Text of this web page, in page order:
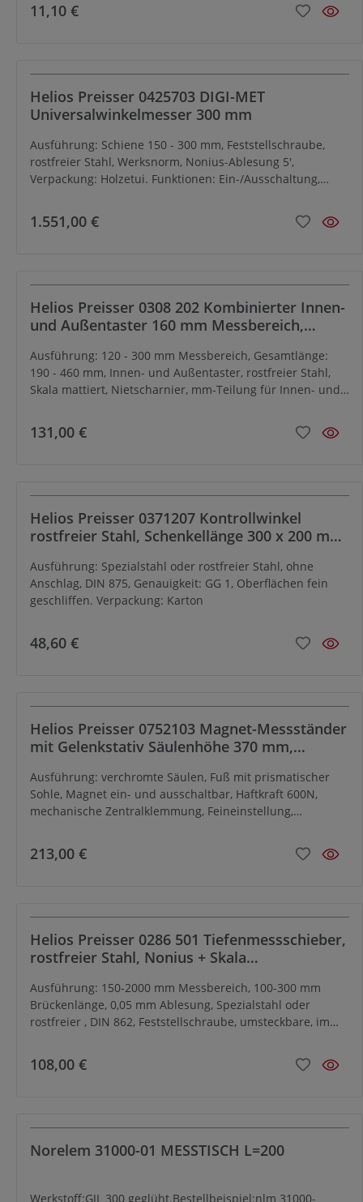
11,10 €
Helios Preisser 0425703 DIGI-MET
Universalwinkelmesser 300 mm
Ausführung: Schiene 150 - 300 mm, Feststellschraube,
rostfreier Stahl, Werksnorm, Nonius-Ablesung 5',
Verpackung: Holzetui. Funktionen: Ein-/Ausschaltung,
Anzeigedifferenz: ± 0,5 Winkelmin., Datenausgang: Opto
RS 232
1.551,00 €
Helios Preisser 0308 202 Kombinierter Innen-
und Außentaster 160 mm Messbereich,
Ausführung: 120 - 300 mm Messbereich, Gesamtlänge:
190 - 460 mm, Innen- und Außentaster, rostfreier Stahl,
Skala mattiert, Nietscharnier, mm-Teilung für Innen- und
131,00 €
Helios Preisser 0371207 Kontrollwinkel
rostfreier Stahl, Schenkellänge 300 x 200 mm,
Ausführung: Spezialstahl oder rostfreier Stahl, ohne
Anschlag, DIN 875, Genauigkeit: GG 1, Oberflächen fein
geschliffen. Verpackung: Karton
48,60 €
Helios Preisser 0752103 Magnet-Messständer
mit Gelenkstativ Säulenhöhe 370 mm,
Ausführung: verchromte Säulen, Fuß mit prismatischer
Sohle, Magnet ein- und ausschaltbar, Haftkraft 600N,
mechanische Zentralklemmung, Feineinstellung,
Schwalbenschwanzklemmung für Fühlhebelmessgeräte.
Verpackung: Karton.
213,00 €
Helios Preisser 0286 501 Tiefenmessschieber,
rostfreier Stahl, Nonius + Skala
mm Brückenlänge
Ausführung: 150-2000 mm Messbereich, 100-300 mm
Brückenlänge, 0,05 mm Ablesung, Spezialstahl oder
rostfreier , DIN 862, Feststellschraube, umsteckbare, im
Hauptteilung tiefergelegt, Nonius und Skala hochgenau
mit Laser skaliert, Verpackung: Karton, ab 1000 mm
108,00 €
Norelem 31000-01 MESSTISCH L=200
Werkstoff:GJL 300 geglüht.Bestellbeispiel:nlm 31000-